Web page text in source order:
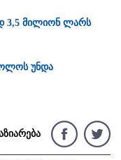
3,5 მილიონ ლარს
უნდა